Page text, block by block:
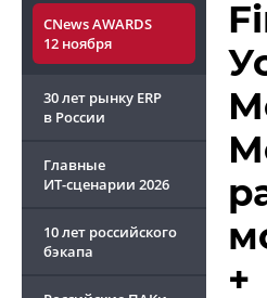
CNews AWARDS
12 ноября
30 лет рынку ERP
в России
Главные
ИТ-сценарии 2026
10 лет российского
бэкапа
+